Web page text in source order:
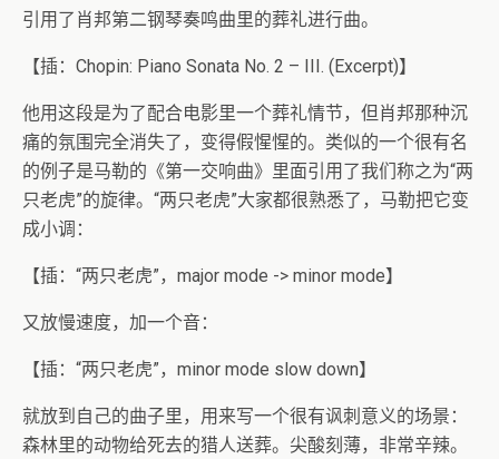
引用了肖邦第二钢琴奏鸣曲里的葬礼进行曲。
【插：Chopin: Piano Sonata No. 2 – III. (Excerpt)】
他用这段是为了配合电影里一个葬礼情节，但肖邦那种沉
痛的氛围完全消失了，变得假惺惺的。类似的一个很有名
的例子是马勒的《第一交响曲》里面引用了我们称之为“两
只老虎”的旋律。“两只老虎”大家都很熟悉了，马勒把它变
成小调：
【插：“两只老虎”，major mode -> minor mode】
又放慢速度，加一个音：
【插：“两只老虎”，minor mode slow down】
就放到自己的曲子里，用来写一个很有讽刺意义的场景：
森林里的动物给死去的猎人送葬。尖酸刻薄，非常辛辣。